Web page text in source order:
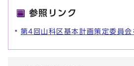
参照リンク
第4回山科区基本計画策定委員会